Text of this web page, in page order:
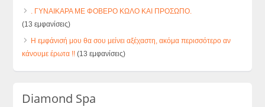
. ΓΥΝΑΙΚΑΡΑ ΜΕ ΦΟΒΕΡΟ ΚΩΛΟ ΚΑΙ ΠΡΟΣΩΠΟ.
(13 εμφανίσεις)
Η εμφάνισή μου θα σου μείνει αξέχαστη, ακόμα περισσότερο αν
κάνουμε έρωτα !! (13 εμφανίσεις)
Diamond Spa